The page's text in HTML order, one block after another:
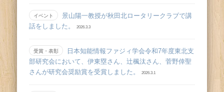
イベント
景山陽一教授が秋田北ロータリークラブで講
話をしました。
2026.3.3
受賞・表彰
日本知能情報ファジィ学会令和7年度東北支
部研究会において、伊東塁さん、辻󠄀楓汰さん、菅野倖聖
さんが研究会奨励賞を受賞しました。
2026.3.1